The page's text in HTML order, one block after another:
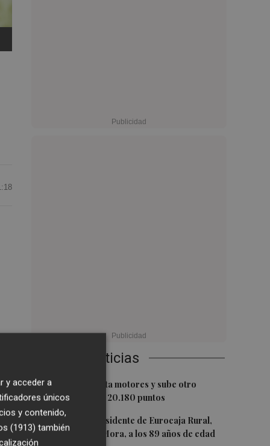
Últimas Noticias
1El Ibex 35 aprieta motores y sube otro
0,62%, hasta los 20.180 puntos
2 Fallece el expresidente de Eurocaja Rural,
Andrés Gómez Mora, a los 89 años de edad
y acceder a
únicos
y contenido,
(1913) también